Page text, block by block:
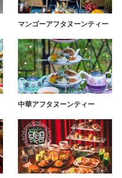
マンゴーアフタヌーンティー
中華アフタヌーンティー